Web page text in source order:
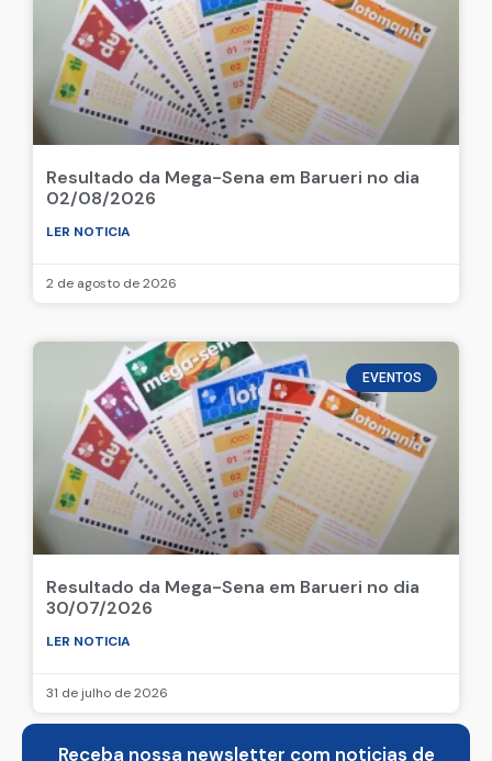
Resultado da Mega-Sena em Barueri no dia
02/08/2026
LER NOTICIA
2 de agosto de 2026
EVENTOS
Resultado da Mega-Sena em Barueri no dia
30/07/2026
LER NOTICIA
31 de julho de 2026
Receba nossa newsletter com noticias de